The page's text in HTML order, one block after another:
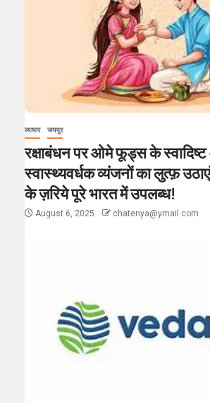
व्यापार जयपुर
रक्षाबंधन पर ओमे फूड्स के
स्वास्थ्यवर्धक व्यंजनों का लुत्फ़
के ज़रिये पूरे भारत में उपलब्ध!
August 6, 2025 chatenya@ymail.com